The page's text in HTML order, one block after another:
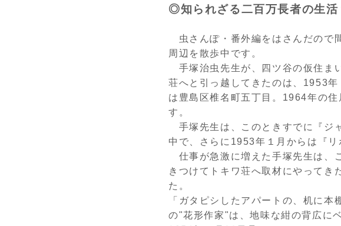
◎知られざる二百万長者の生活
虫さんぽ・番外編をはさんだので
周辺を散歩中です。
手塚治虫先生が、四ツ谷の仮住ま
荘へと引っ越してきたのは、1953
は豊島区椎名町五丁目。1964年の
す。
手塚先生は、このときすでに『ジ
中で、さらに1953年１月からは『
仕事が急激に増えた手塚先生は、
きつけてトキワ荘へ取材にやってき
た。
「ガタピシしたアパートの、机に
の"花形作家"は、地味な紺の背広に